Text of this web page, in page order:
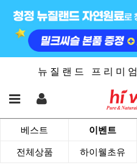
뉴 질 랜 드 프 리 미
베스트 이벤트
전체상품 하이웰초유